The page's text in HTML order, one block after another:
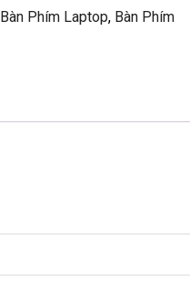
Bàn Phím Laptop, Bàn Phím